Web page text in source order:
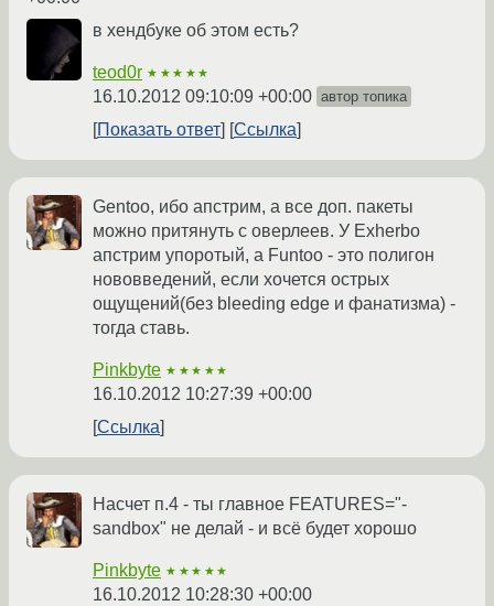
в хендбуке об этом есть?
teod0r ★★★★★
16.10.2012 09:10:09 +00:00 автор топика
Показать ответ Ссылка
Gentoo, ибо апстрим, а все доп. пакеты
можно притянуть с оверлеев. У Exherbo
апстрим упоротый, а Funtoo - это полигон
нововведений, если хочется острых
ощущений(без bleeding edge и фанатизма) -
тогда ставь.
Pinkbyte ★★★★★
16.10.2012 10:27:39 +00:00
Ссылка
Насчет п.4 - ты главное FEATURES="-
sandbox" не делай - и всё будет хорошо
Pinkbyte ★★★★★
16.10.2012 10:28:30 +00:00